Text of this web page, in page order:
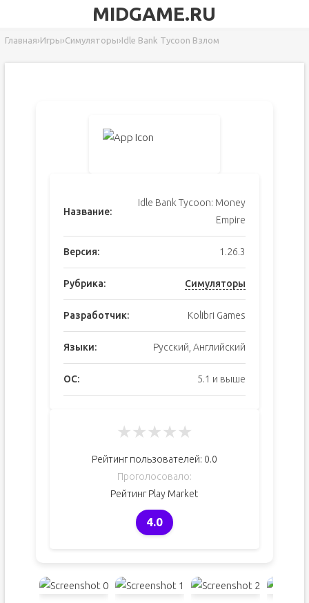
MIDGAME.RU
Главная›Игры›Симуляторы›Idle Bank Tycoon Взлом
Название:
Idle Bank Tycoon: Money
Empire
Версия: 1.26.3
Рубрика: Симуляторы
Разработчик: Kolibri Games
Языки: Русский, Английский
ОС: 5.1 и выше
★★★★★
Рейтинг пользователей: 0.0
Проголосовало:
Рейтинг Play Market
4.0